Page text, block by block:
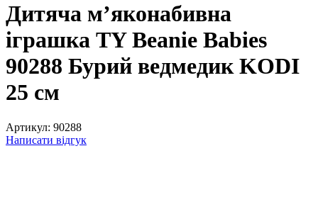
Дитяча м’яконабивна
іграшка TY Beanie Babies
90288 Бурий ведмедик KODI
25 см
Артикул: 90288
Написати відгук